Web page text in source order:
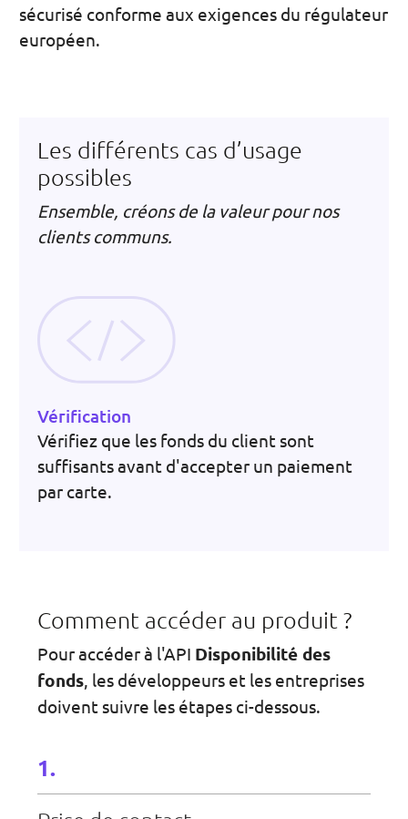
sécurisé conforme aux exigences du régulateur
européen.
Les différents cas d’usage
possibles
Ensemble, créons de la valeur pour nos
clients communs.
Vérification
Vérifiez que les fonds du client sont
suffisants avant d'accepter un paiement
par carte.
Comment accéder au produit ?
Pour accéder à l'API Disponibilité des
fonds, les développeurs et les entreprises
doivent suivre les étapes ci-dessous.